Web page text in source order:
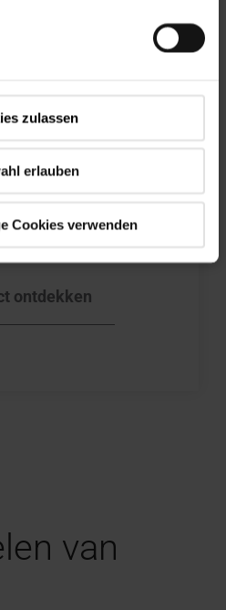
zulassen
erlauben
Cookies verwenden
daglicht
isolatie.
ontdekken
van